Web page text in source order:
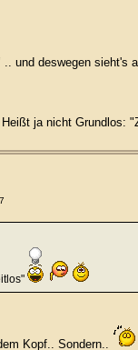
und deswegen sieht's
Heißt ja nicht Grundlos:
Kopf.. Sondern..